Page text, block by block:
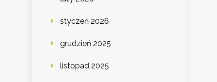
styczeń 2026
grudzień 2025
listopad 2025